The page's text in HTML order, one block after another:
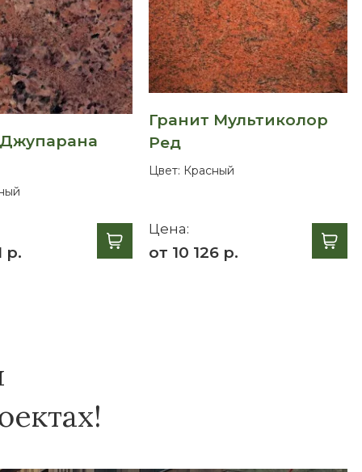
р.
Гранит Мультиколор
Ред
Цвет: Красный
Цена:
от 10 126 р.